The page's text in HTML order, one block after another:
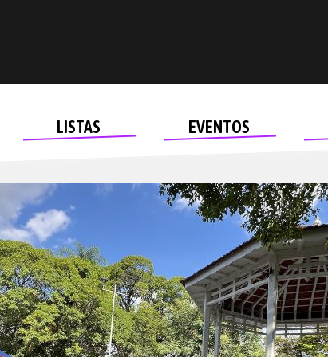
LISTAS EVENTOS